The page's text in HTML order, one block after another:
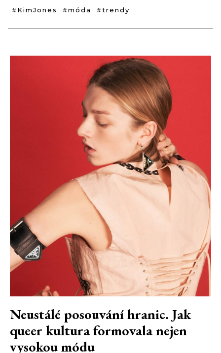
#KimJones
#móda #trendy
Neustálé posouvání hranic. Jak
queer kultura formovala nejen
vysokou módu